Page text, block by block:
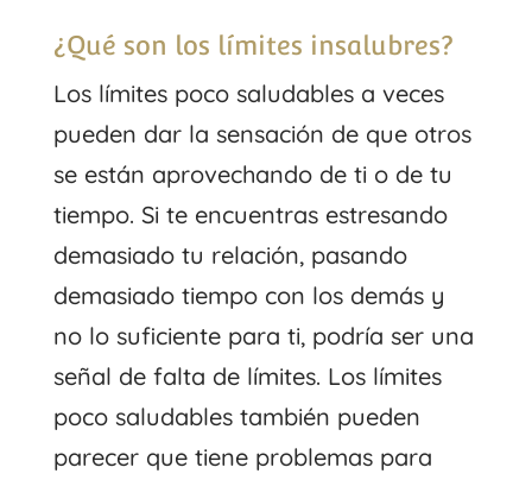
¿Qué son los límites insalubres?
Los límites poco saludables a veces
pueden dar la sensación de que otros
se están aprovechando de ti o de tu
tiempo. Si te encuentras estresando
demasiado tu relación, pasando
demasiado tiempo con los demás y
no lo suficiente para ti, podría ser una
señal de falta de límites. Los límites
poco saludables también pueden
parecer que tiene problemas para